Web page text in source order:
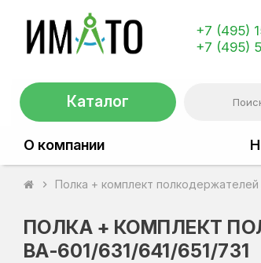
+7 (495)
+7 (495)
Каталог
О компании
chevron_right Полка + комплект
ПОЛКА + КОМПЛЕКТ
ВА-601/631/641/651/731